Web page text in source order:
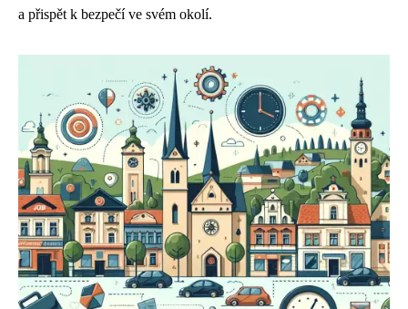
a přispět k bezpečí ve svém okolí.